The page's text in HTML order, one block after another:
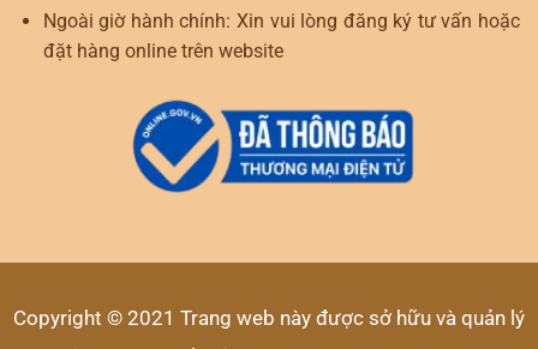
Ngoài giờ hành chính: Xin vui lòng đăng ký tư vấn hoặc
đặt hàng online trên website
Copyright © 2021 Trang web này được sở hữu và quản lý